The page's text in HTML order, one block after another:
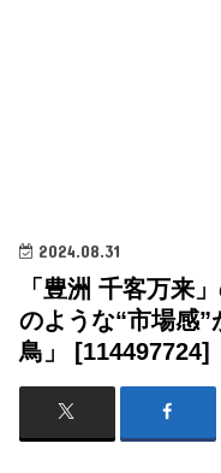
2024.08.31
「豊洲 千客万来
のような“市場感
鳥」 [114497724]